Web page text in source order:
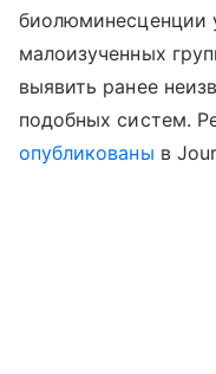
биолюминесценции
малоизученных
выявить ранее
подобных систем.
опубликованы в